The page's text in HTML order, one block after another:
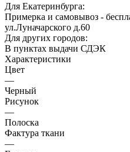
Для Екатеринбурга:
Примерка и самовывоз -
ул.Луначарского д.60
Для других городов:
В пунктах выдачи СДЭК
Характеристики
Цвет
—
Черный
Рисунок
—
Полоска
Фактура ткани
—